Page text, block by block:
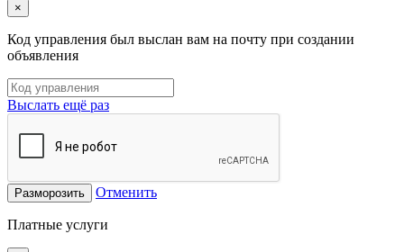
×
Код управления был выслан вам на почту при создании
объявления
Выслать ещё раз
Разморозить Отменить
Платные услуги